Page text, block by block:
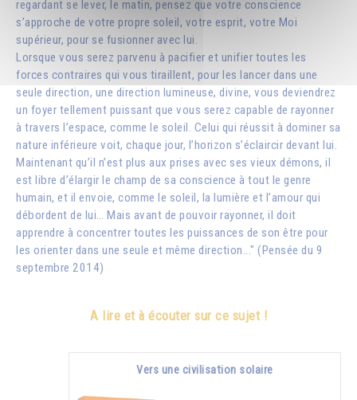
regardant se lever, le matin, pensez que votre conscience
s’approche de votre propre soleil, votre esprit, votre Moi
supérieur, pour se fusionner avec lui.
Lorsque vous serez parvenu à pacifier et unifier toutes les
forces contraires qui vous tiraillent, pour les lancer dans une
seule direction, une direction lumineuse, divine, vous deviendrez
un foyer tellement puissant que vous serez capable de rayonner
à travers l’espace, comme le soleil. Celui qui réussit à dominer sa
nature inférieure voit, chaque jour, l’horizon s’éclaircir devant lui.
Maintenant qu’il n’est plus aux prises avec ses vieux démons, il
est libre d’élargir le champ de sa conscience à tout le genre
humain, et il envoie, comme le soleil, la lumière et l’amour qui
débordent de lui… Mais avant de pouvoir rayonner, il doit
apprendre à concentrer toutes les puissances de son être pour
les orienter dans une seule et même direction..." (Pensée du 9
septembre 2014)
A lire et à écouter sur ce sujet !
Vers une civilisation solaire